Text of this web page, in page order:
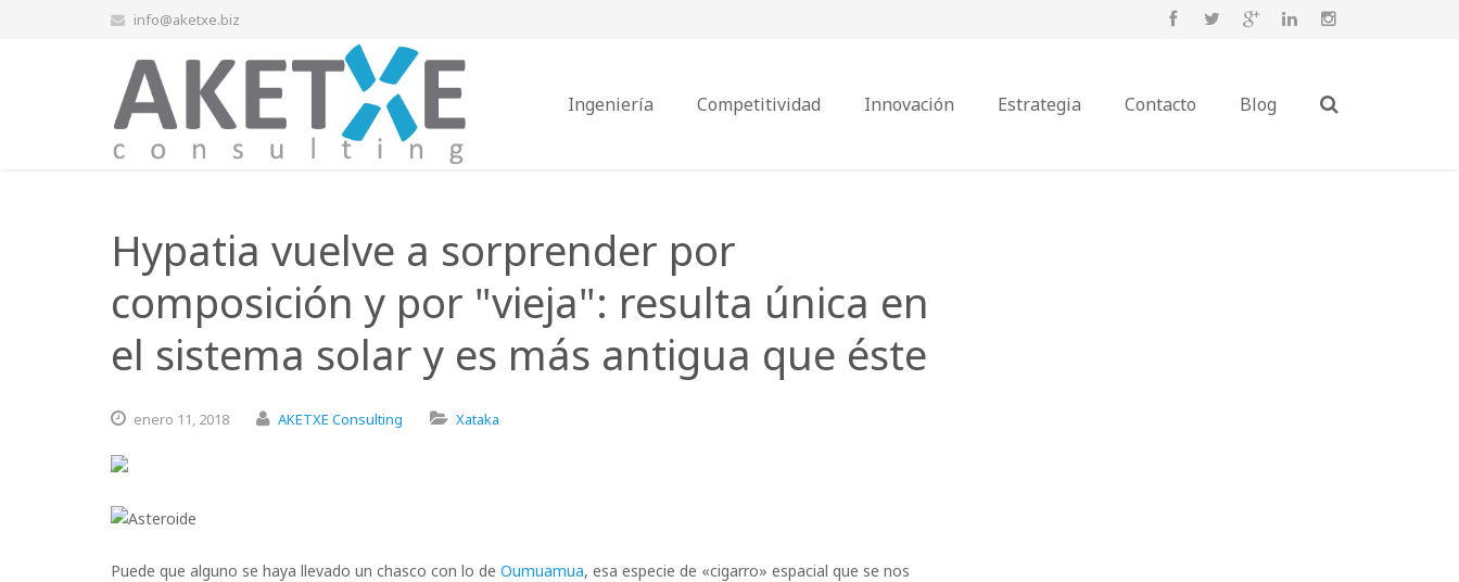
info@aketxe.biz
Ingeniería Competitividad Innovación Estrategia Contacto Blog
Hypatia vuelve a sorprender por
composición y por "vieja": resulta única en
el sistema solar y es más antigua que éste
enero 11, 2018 AKETXE Consulting Xataka
Puede que alguno se haya llevado un chasco con lo de Oumuamua, esa especie de «cigarro» espacial que se nos